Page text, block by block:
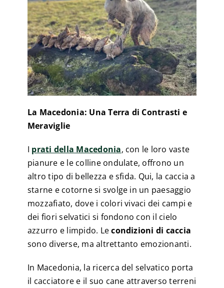
La Macedonia: Una Terra di Contrasti e
Meraviglie
I prati della Macedonia, con le loro vaste
pianure e le colline ondulate, offrono un
altro tipo di bellezza e sfida. Qui, la caccia a
starne e cotorne si svolge in un paesaggio
mozzafiato, dove i colori vivaci dei campi e
dei fiori selvatici si fondono con il cielo
azzurro e limpido. Lecondizioni di caccia
sono diverse, ma altrettanto emozionanti.
In Macedonia, la ricerca del selvatico porta
il cacciatore e il suo cane attraverso terreni